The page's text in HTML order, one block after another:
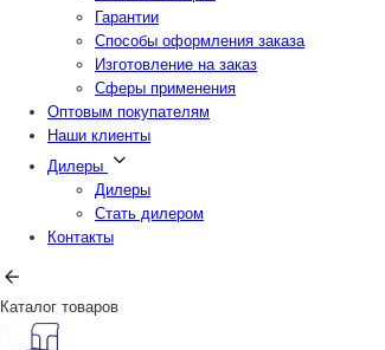
Гарантии
Способы оформления заказа
Изготовление на заказ
Сферы применения
Оптовым покупателям
Наши клиенты
Дилеры
Дилеры
Стать дилером
Контакты
Каталог товаров